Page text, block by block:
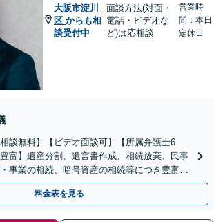
大阪市淀川
区 からも相
談受付中
面談方法(対面・
電話・ビデオな
ど)は応相談
営業時
間：本日
定休日
談無料】【ビデオ面談可】【所属弁護士6
富】遺産分割、遺言書作成、相続放棄、民事
事業の相続、暗号資産の相続等につき豊富な
ー】【完全個室対応】
料金表を見る